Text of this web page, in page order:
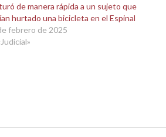
de manera rápida a un sujeto que
hurtado una bicicleta en el Espinal
febrero de 2025